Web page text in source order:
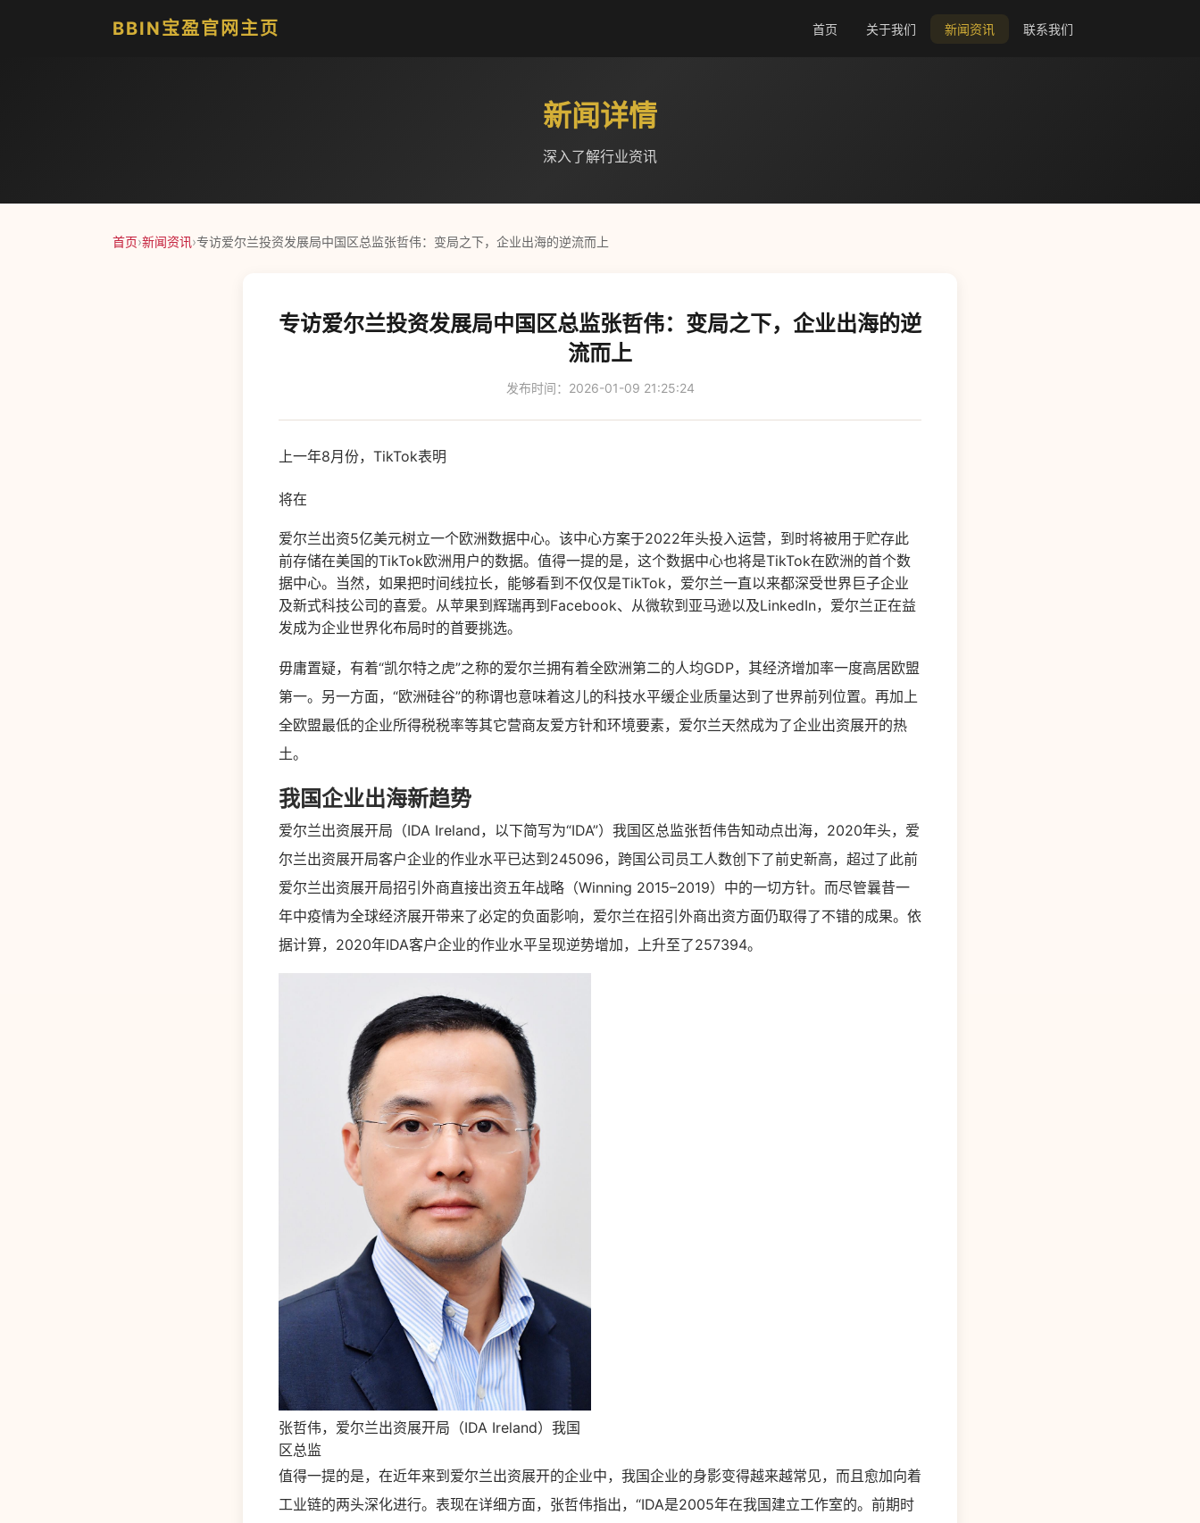
BBIN宝盈官网主页 首页 关于我们 新闻资讯 联系我们
新闻详情
深入了解行业资讯
首页›新闻资讯›专访爱尔兰投资发展局中国区总监张哲伟：变局之下，企业出海的逆流而上
专访爱尔兰投资发展局中国区总监张哲伟：变局之下，企业出海的逆
流而上
发布时间：2026-01-09 21:25:24
上一年8月份，TikTok表明
将在
爱尔兰出资5亿美元树立一个欧洲数据中心。该中心方案于2022年头投入运营，到时将被用于贮存此
前存储在美国的TikTok欧洲用户的数据。值得一提的是，这个数据中心也将是TikTok在欧洲的首个数
据中心。当然，如果把时间线拉长，能够看到不仅仅是TikTok，爱尔兰一直以来都深受世界巨子企业
及新式科技公司的喜爱。从苹果到辉瑞再到Facebook、从微软到亚马逊以及LinkedIn，爱尔兰正在益
发成为企业世界化布局时的首要挑选。
毋庸置疑，有着“凯尔特之虎”之称的爱尔兰拥有着全欧洲第二的人均GDP，其经济增加率一度高居欧盟
第一。另一方面，“欧洲硅谷”的称谓也意味着这儿的科技水平缓企业质量达到了世界前列位置。再加上
全欧盟最低的企业所得税税率等其它营商友爱方针和环境要素，爱尔兰天然成为了企业出资展开的热
土。
我国企业出海新趋势
爱尔兰出资展开局（IDA Ireland，以下简写为“IDA”）我国区总监张哲伟告知动点出海，2020年头，爱
尔兰出资展开局客户企业的作业水平已达到245096，跨国公司员工人数创下了前史新高，超过了此前
爱尔兰出资展开局招引外商直接出资五年战略（Winning 2015–2019）中的一切方针。而尽管曩昔一
年中疫情为全球经济展开带来了必定的负面影响，爱尔兰在招引外商出资方面仍取得了不错的成果。依
据计算，2020年IDA客户企业的作业水平呈现逆势增加，上升至了257394。
张哲伟，爱尔兰出资展开局（IDA Ireland）我国
区总监
值得一提的是，在近年来到爱尔兰出资展开的企业中，我国企业的身影变得越来越常见，而且愈加向着
工业链的两头深化进行。表现在详细方面，张哲伟指出，“IDA是2005年在我国建立工作室的。前期时